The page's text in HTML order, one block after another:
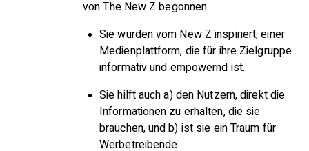
von The New Z begonnen.
Sie wurden vom New Z inspiriert, einer
Medienplattform, die für ihre Zielgruppe
informativ und empowernd ist.
Sie hilft auch a) den Nutzern, direkt die
Informationen zu erhalten, die sie
brauchen, und b) ist sie ein Traum für
Werbetreibende.